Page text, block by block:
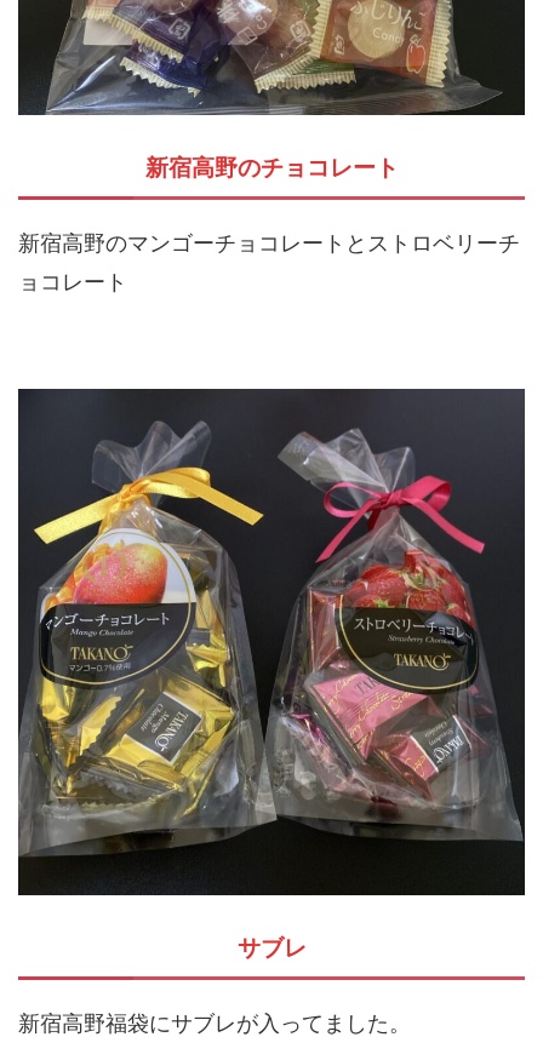
新宿高野のチョコレート
新宿高野のマンゴーチョコレートとストロベリーチ
ョコレート
サブレ
新宿高野福袋にサブレが入ってました。